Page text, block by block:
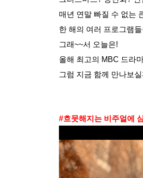
매년 연말 빠질 수 없는
한 해의 여러 프로그램
그래~~서 오늘은!
올해 최고의 MBC 드라
그럼 지금 함께 만나보
#흐뭇해지는 비주얼에